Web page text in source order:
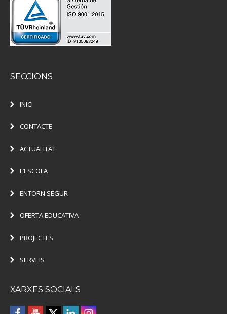
SECCIONS
INICI
CONTACTE
ACTUALITAT
L’ESCOLA
ENTORN SEGUR
OFERTA EDUCATIVA
PROJECTES
SERVEIS
XARXES SOCIALS